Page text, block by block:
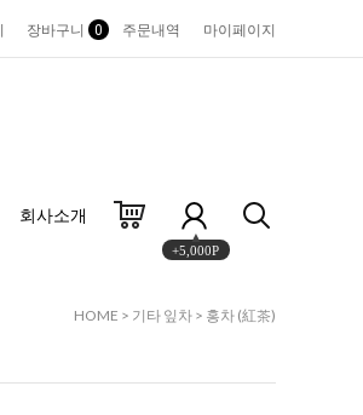
장바구니 0 주문내역 마이페이지
회사소개
+5,000P
HOME > 기타 잎차 > 홍차 (紅茶)